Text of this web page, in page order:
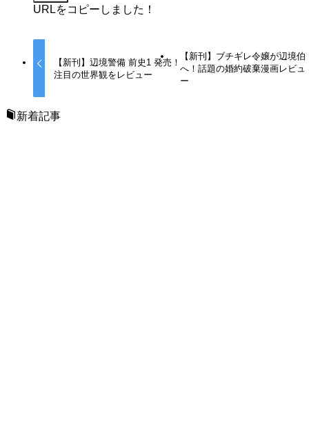
URLをコピーしました！
【新刊】辺境警備 前史1 発売！
注目の世界観をレビュー
【新刊】ブチギレ令嬢が辺境伯
へ！話題の婚約破棄漫画レビュ
ー
新着記事